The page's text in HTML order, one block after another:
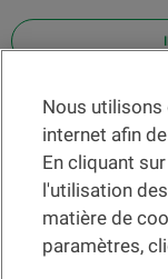
Nous
internet afin
En cliquant
l'utilisation
matière de
paramètres,